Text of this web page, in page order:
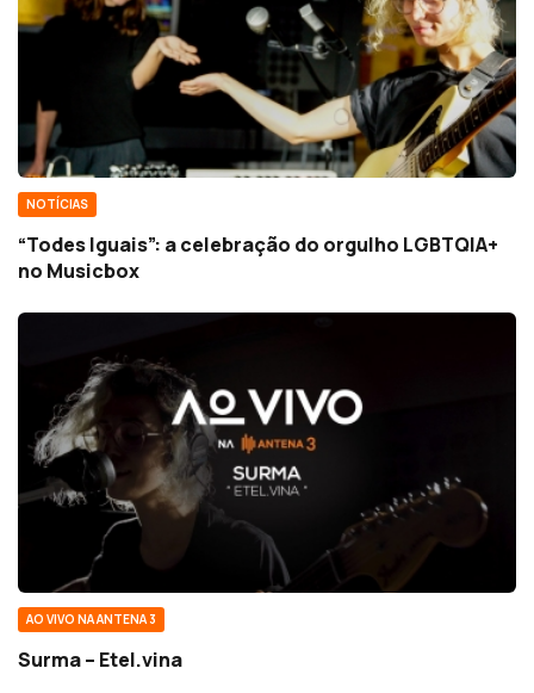
NOTÍCIAS
“Todes Iguais”: a celebração do orgulho LGBTQIA+
no Musicbox
AO VIVO NA ANTENA 3
Surma – Etel.vina